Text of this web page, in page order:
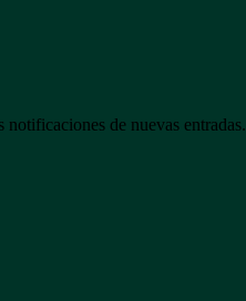
de nuevas entradas.